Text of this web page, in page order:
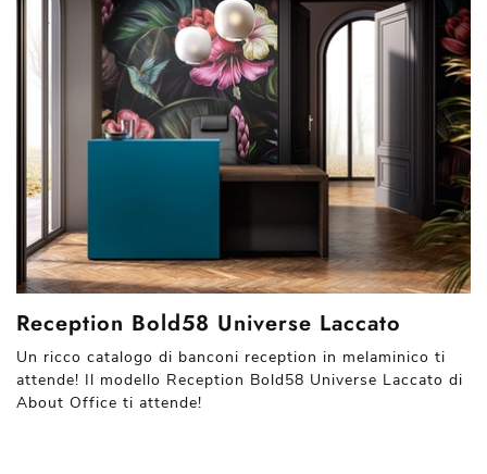
Reception Bold58 Universe Laccato
Un ricco catalogo di banconi reception in melaminico ti
attende! Il modello Reception Bold58 Universe Laccato di
About Office ti attende!